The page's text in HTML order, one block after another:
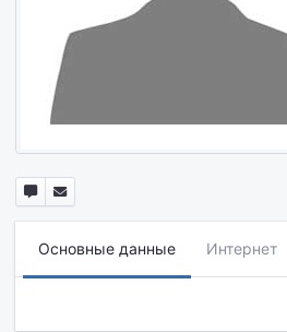
Основные данные Интернет